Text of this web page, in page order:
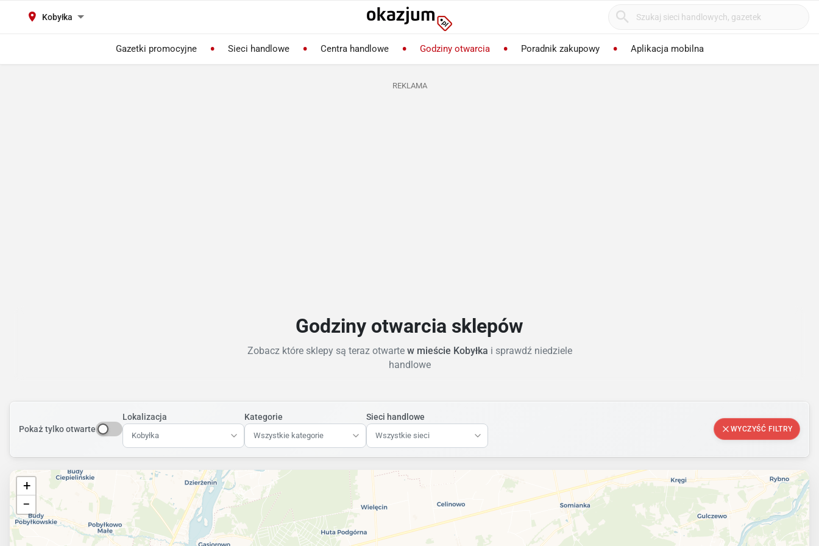
Kobyłka
Gazetki promocyjne Sieci handlowe Centra handlowe Godziny otwarcia Poradnik zakupowy Aplikacja mobilna
REKLAMA
Godziny otwarcia sklepów
Zobacz które sklepy są teraz otwartew mieście Kobyłka i sprawdź niedziele
handlowe
Pokaż tylko otwarte
Lokalizacja
Kobyłka
Kategorie
Wszystkie kategorie
Sieci handlowe
Wszystkie sieci
WYCZYŚĆ FILTRY
+
−